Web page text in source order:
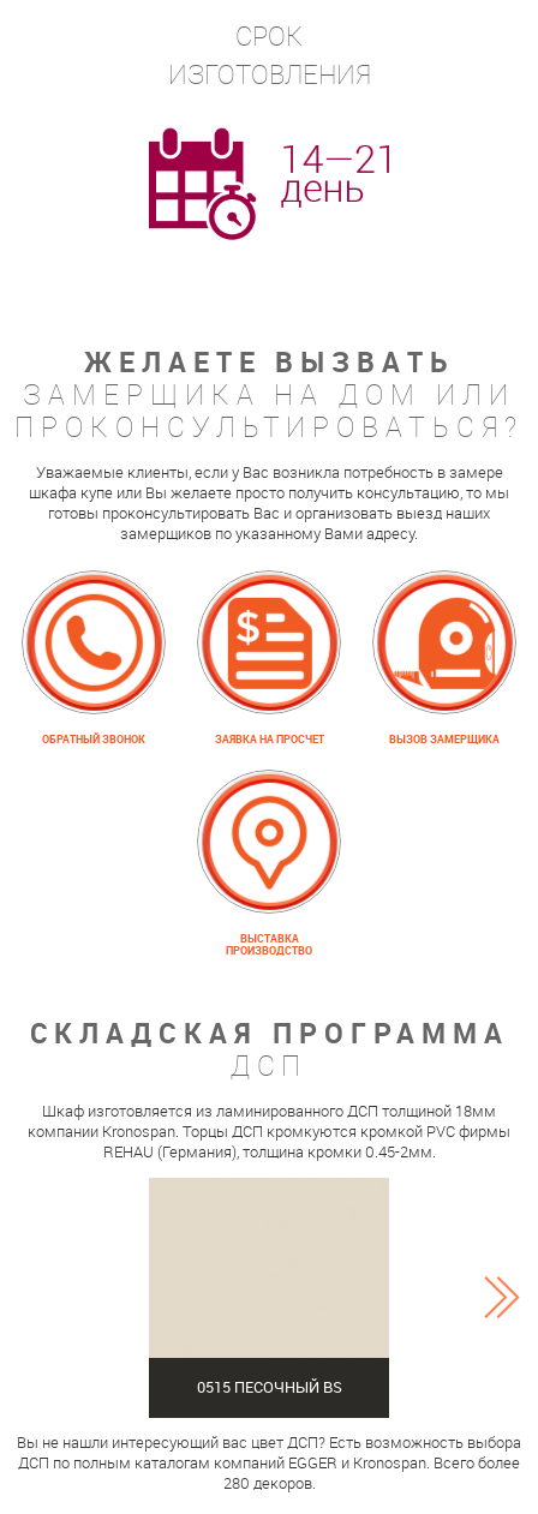
СРОК
ИЗГОТОВЛЕНИЯ
ЖЕЛАЕТЕ ВЫЗВАТЬ
ЗАМЕРЩИКА НА ДОМ ИЛИ
ПРОКОНСУЛЬТИРОВАТЬСЯ?
Уважаемые клиенты, если у Вас возникла потребность в замере
шкафа купе или Вы желаете просто получить консультацию, то мы
готовы проконсультировать Вас и организовать выезд наших
замерщиков по указанному Вами адресу.
ОБРАТНЫЙ ЗВОНОК ЗАЯВКА НА ПРОСЧЕТ ВЫЗОВ ЗАМЕРЩИКА
ВЫСТАВКА
ПРОИЗВОДСТВО
СКЛАДСКАЯ ПРОГРАММА
ДСП
Шкаф изготовляется из ламинированного ДСП толщиной 18мм
компании Kronospan. Торцы ДСП кромкуются кромкой PVC фирмы
REHAU (Германия), толщина кромки 0.45-2мм.
0515 ПЕСОЧНЫЙ BS
Вы не нашли интересующий вас цвет ДСП? Есть возможность выбора
ДСП по полным каталогам компаний EGGER и Kronospan. Всего более
280 декоров.